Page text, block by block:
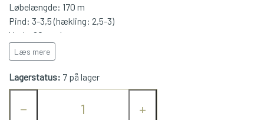
JUNIOR BOMULD
Løbelængde: 170 m
Pind: 3-3,5 (hækling: 2,5-3)
Vask: 60 grader
Læs mere
Lagerstatus: 7 på lager
− +